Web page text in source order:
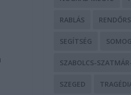
RABLÁS
SEGÍTSÉG
SZABOLCS-
SZEGED